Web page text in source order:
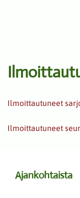
Ilmoittautuneet
Ilmoittautuneet
Ajankohtaista